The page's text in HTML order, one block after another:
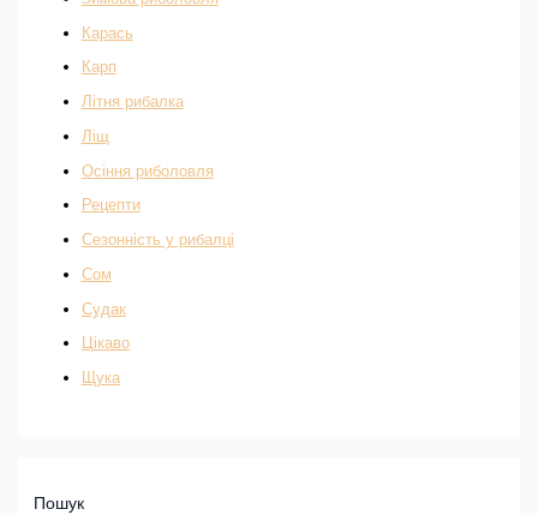
Карась
Карп
Літня рибалка
Ліщ
Осіння риболовля
Рецепти
Сезонність у рибалці
Сом
Судак
Цікаво
Щука
Пошук